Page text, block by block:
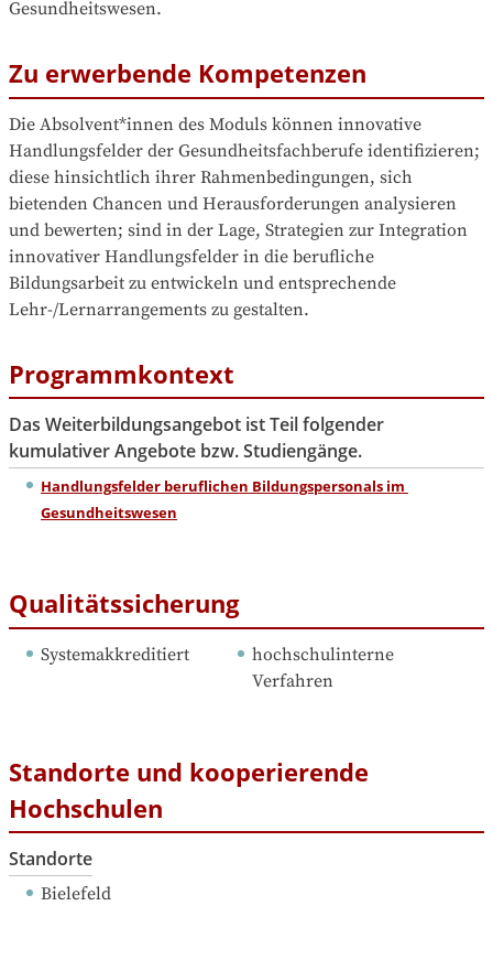
Gesundheitswesen.
Zu erwerbende Kompetenzen
Die Absolvent*innen des Moduls können innovative
Handlungsfelder der Gesundheitsfachberufe identifizieren;
diese hinsichtlich ihrer Rahmenbedingungen, sich
bietenden Chancen und Herausforderungen analysieren
und bewerten; sind in der Lage, Strategien zur Integration
innovativer Handlungsfelder in die berufliche
Bildungsarbeit zu entwickeln und entsprechende
Lehr-/Lernarrangements zu gestalten.
Programmkontext
Das Weiterbildungsangebot ist Teil folgender
kumulativer Angebote bzw. Studiengänge.
Handlungsfelder beruflichen Bildungspersonals im
Gesundheitswesen
Qualitätssicherung
Systemakkreditiert
hochschulinterne
Verfahren
Standorte und kooperierende
Hochschulen
Standorte
Bielefeld